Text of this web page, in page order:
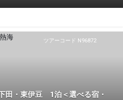
ツアーコード N96872
田・東伊豆 1泊＜選べる宿・